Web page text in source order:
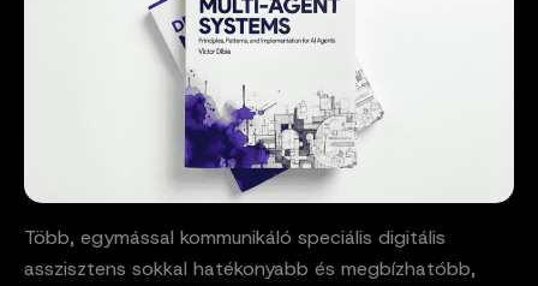
Több, egymással kommunikáló speciális digitális
asszisztens sokkal hatékonyabb és megbízhatóbb,